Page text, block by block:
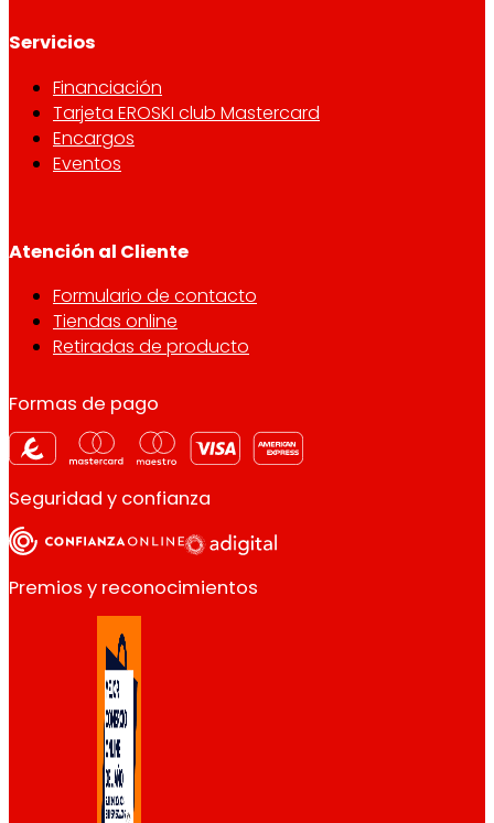
Servicios
Financiación
Tarjeta EROSKI club Mastercard
Encargos
Eventos
Atención al Cliente
Formulario de contacto
Tiendas online
Retiradas de producto
Formas de pago
Seguridad y confianza
Premios y reconocimientos